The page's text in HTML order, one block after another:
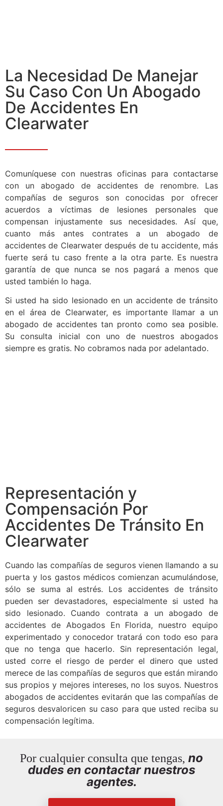
La Necesidad De Manejar
Su Caso Con Un Abogado
De Accidentes En
Clearwater
Comuníquese con nuestras oficinas para contactarse
con un abogado de accidentes de renombre. Las
compañías de seguros son conocidas por ofrecer
acuerdos a víctimas de lesiones personales que
compensan injustamente sus necesidades. Así que,
cuanto más antes contrates a un abogado de
accidentes de Clearwater después de tu accidente, más
fuerte será tu caso frente a la otra parte. Es nuestra
garantía de que nunca se nos pagará a menos que
usted también lo haga.
Si usted ha sido lesionado en un accidente de tránsito
en el área de Clearwater, es importante llamar a un
abogado de accidentes tan pronto como sea posible.
Su consulta inicial con uno de nuestros abogados
siempre es gratis. No cobramos nada por adelantado.
Representación y
Compensación Por
Accidentes De Tránsito En
Clearwater
Cuando las compañías de seguros vienen llamando a su
puerta y los gastos médicos comienzan acumulándose,
sólo se suma al estrés. Los accidentes de tránsito
pueden ser devastadores, especialmente si usted ha
sido lesionado. Cuando contrata a un abogado de
accidentes de Abogados En Florida, nuestro equipo
experimentado y conocedor tratará con todo eso para
que no tenga que hacerlo. Sin representación legal,
usted corre el riesgo de perder el dinero que usted
merece de las compañías de seguros que están mirando
sus propios y mejores intereses, no los suyos. Nuestros
abogados de accidentes evitarán que las compañías de
seguros desvaloricen su caso para que usted reciba su
compensación legítima.
Por cualquier consulta que tengas, no
dudes en contactar nuestros
agentes.